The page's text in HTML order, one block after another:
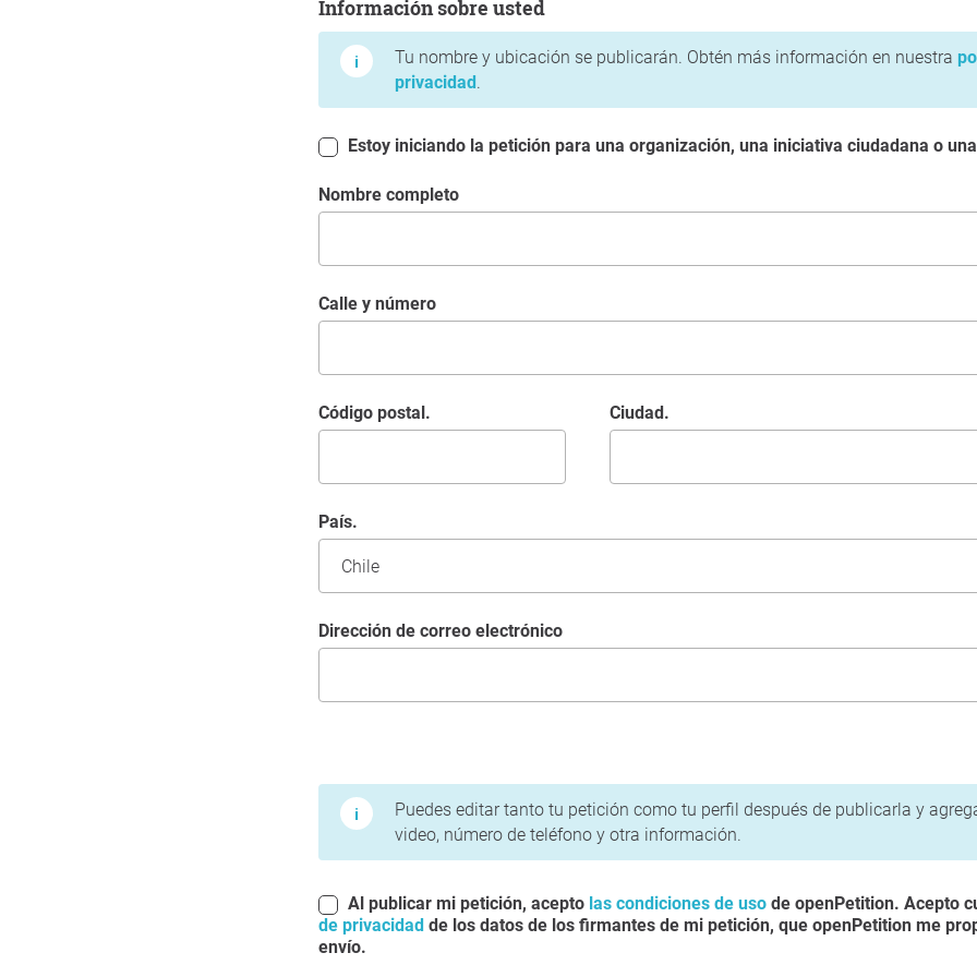
Información sobre usted
Tu nombre y ubicación se publicarán. Obtén más información en nuestra
privacidad.
Estoy iniciando la petición para una organización, una iniciativa ciudadana o
Nombre completo
Calle y número
Código postal. Ciudad.
País.
Dirección de correo electrónico
Condiciones de uso y política de privacidad
Puedes editar tanto tu petición como tu perfil después de publicarla y
video, número de teléfono y otra información.
Al publicar mi petición, acepto las condiciones de uso de openPetition. Acepto
de privacidad de los datos de los firmantes de mi petición, que openPetition me
envío.